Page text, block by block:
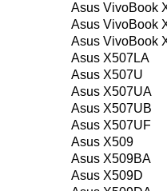
Asus VivoBook
Asus VivoBook
Asus VivoBook
Asus X507LA
Asus X507U
Asus X507UA
Asus X507UB
Asus X507UF
Asus X509
Asus X509BA
Asus X509D